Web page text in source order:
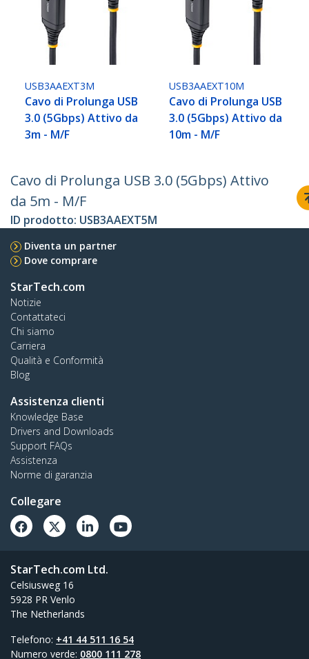
USB3AAEXT3M
Cavo di Prolunga USB
3.0 (5Gbps) Attivo da
3m - M/F
USB3AAEXT10M
Cavo di Prolunga USB
3.0 (5Gbps) Attivo da
10m - M/F
Cavo di Prolunga USB 3.0 (5Gbps) Attivo
da 5m - M/F
ID prodotto: USB3AAEXT5M
Diventa un partner
Dove comprare
StarTech.com
Notizie
Contattateci
Chi siamo
Carriera
Qualità e Conformità
Blog
Assistenza clienti
Knowledge Base
Drivers and Downloads
Support FAQs
Assistenza
Norme di garanzia
Collegare
StarTech.com Ltd.
Celsiusweg 16
5928 PR Venlo
The Netherlands
Telefono: +41 44 511 16 54
Numero verde: 0800 111 278